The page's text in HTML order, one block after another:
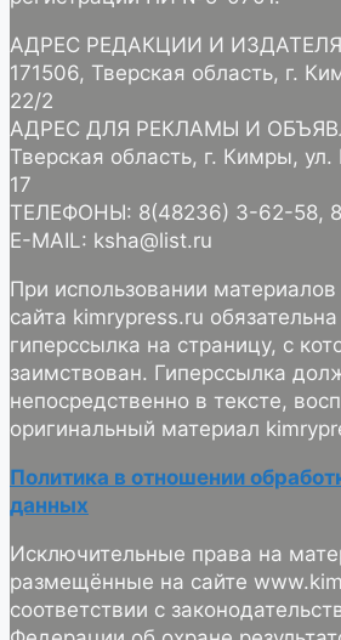
АДРЕС РЕДАКЦИИ И
171506, Тверская область, г.
22/2
АДРЕС ДЛЯ РЕКЛАМЫ И
Тверская область, г. Кимры, ул.
17
ТЕЛЕФОНЫ: 8(48236) 3-62-58,
E-MAIL: ksha@list.ru
При использовании материалов
сайта kimrypress.ru
гиперссылка на страницу, с
заимствован. Гиперссылка
непосредственно в тексте,
оригинальный материал
Политика в отношении
данных
Исключительные права на
размещённые на сайте
соответствии с